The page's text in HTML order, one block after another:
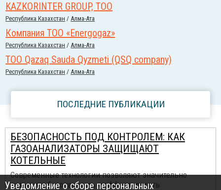
KAZKORINTER GROUP, ТОО
Республика Казахстан /Алма-Ата
Компания ТОО «Energogaz»
Республика Казахстан /Алма-Ата
ТОО Qazaq Sauda Qyzmeti (QSQ company)
Республика Казахстан /Алма-Ата
ПОСЛЕДНИЕ ПУБЛИКАЦИИ
БЕЗОПАСНОСТЬ ПОД КОНТРОЛЕМ: КАК
ГАЗОАНАЛИЗАТОРЫ ЗАЩИЩАЮТ
КОТЕЛЬНЫЕ
Современные технологии позволяют значительно
повысить безопасность и эффективность
Уведомление о сборе персональных